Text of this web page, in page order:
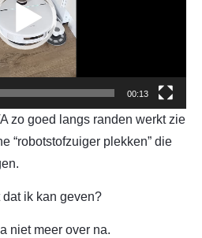
00:13
zo goed langs randen werkt zie
“robotstofzuiger plekken” die
ik kan geven?
niet meer over na.